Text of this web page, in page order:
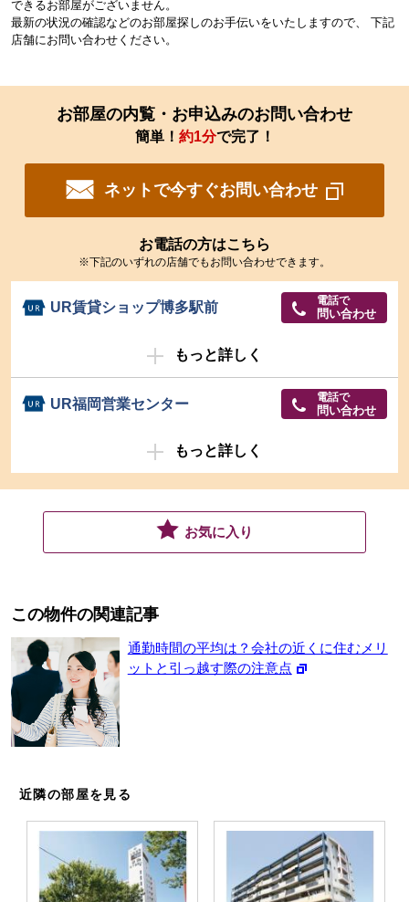
できるお部屋がございません。
最新の状況の確認などのお部屋探しのお手伝いをいたしますので、 下記
店舗にお問い合わせください。
お部屋の内覧・お申込みのお問い合わせ
簡単！ 約1分で完了！
ネットで今すぐお問い合わせ
お電話の方はこちら
※下記のいずれの店舗でもお問い合わせできます。
UR賃貸ショップ博多駅前 電話で
問い合わせ
もっと詳しく
UR福岡営業センター 電話で
問い合わせ
もっと詳しく
お気に入り
この物件の関連記事
通勤時間の平均は？会社の近くに住むメリ
ットと引っ越す際の注意点
近隣の部屋を見る